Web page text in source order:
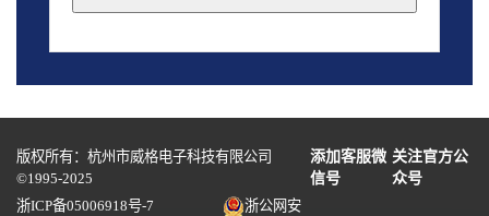
should
blank
版权所有：杭州市威格电子科技有限公司
©1995-2025
添加客服微
信号
关注官方公
众号
浙ICP备05006918号-7
浙公网安